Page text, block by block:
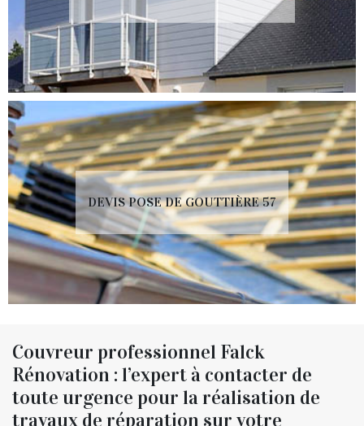
DEVIS POSE DE GOUTTIÈRE 57
Couvreur professionnel Falck
Rénovation : l’expert à contacter de
toute urgence pour la réalisation de
travaux de réparation sur votre